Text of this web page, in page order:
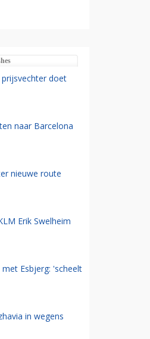
doet
naar Barcelona
nieuwe route
Erik Swelheim
Esbjerg: 'scheelt
in wegens